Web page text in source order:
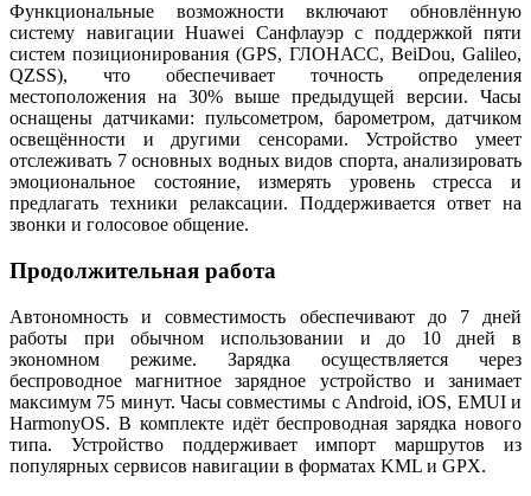
Функциональные возможности включают обновлённую
систему навигации Huawei Санфлауэр с поддержкой пяти
систем позиционирования (GPS, ГЛОНАСС, BeiDou, Galileo,
QZSS), что обеспечивает точность определения
местоположения на 30% выше предыдущей версии. Часы
оснащены датчиками: пульсометром, барометром, датчиком
освещённости и другими сенсорами. Устройство умеет
отслеживать 7 основных водных видов спорта, анализировать
эмоциональное состояние, измерять уровень стресса и
предлагать техники релаксации. Поддерживается ответ на
звонки и голосовое общение.
Продолжительная работа
Автономность и совместимость обеспечивают до 7 дней
работы при обычном использовании и до 10 дней в
экономном режиме. Зарядка осуществляется через
беспроводное магнитное зарядное устройство и занимает
максимум 75 минут. Часы совместимы с Android, iOS, EMUI и
HarmonyOS. В комплекте идёт беспроводная зарядка нового
типа. Устройство поддерживает импорт маршрутов из
популярных сервисов навигации в форматах KML и GPX.